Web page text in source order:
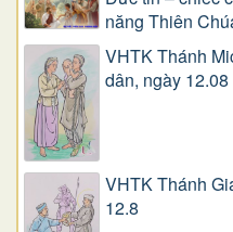
năng Thiên
VHTK Thánh
dân, ngày 12.08
VHTK Thánh
12.8